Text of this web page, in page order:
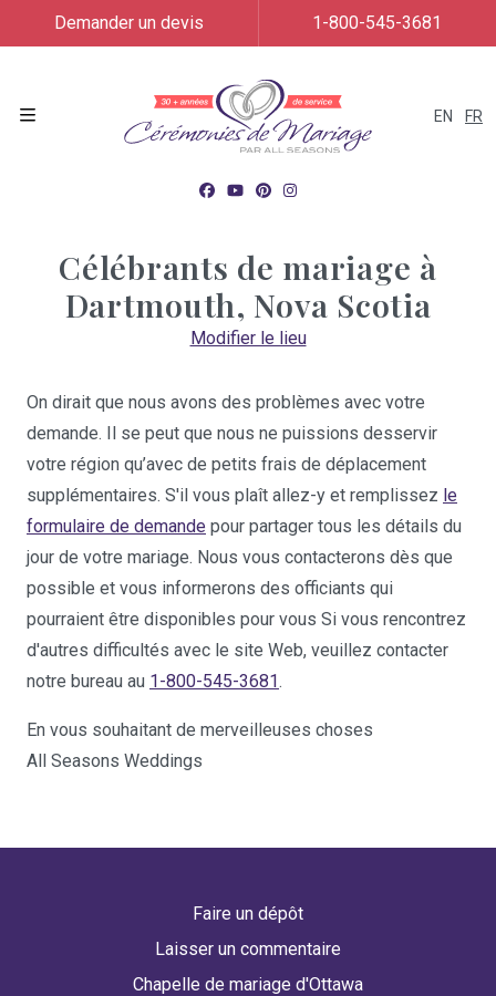
EN FR
Demander un devis 1-800-545-3681
Célébrants de mariage à
Dartmouth, Nova Scotia
Modifier le lieu
On dirait que nous avons des problèmes avec votre
demande. Il se peut que nous ne puissions desservir
votre région qu’avec de petits frais de déplacement
supplémentaires. S'il vous plaît allez-y et remplissez le
formulaire de demande pour partager tous les détails du
jour de votre mariage. Nous vous contacterons dès que
possible et vous informerons des officiants qui
pourraient être disponibles pour vous Si vous rencontrez
d'autres difficultés avec le site Web, veuillez contacter
notre bureau au 1-800-545-3681.
En vous souhaitant de merveilleuses choses
All Seasons Weddings
Faire un dépôt
Laisser un commentaire
Chapelle de mariage d'Ottawa